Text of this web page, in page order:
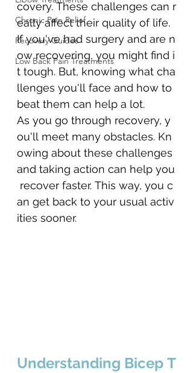
Chronic Pain Relief
Recovery Guides
Low Back Pain Treatments
covery. These challenges can r
eally affect their quality of life.
If you've had surgery and are n
ow recovering, you might find i
t tough. But, knowing what cha
llenges you'll face and how to
beat them can help a lot.
As you go through recovery, y
ou'll meet many obstacles. Kn
owing about these challenges
and taking action can help you
recover faster. This way, you c
an get back to your usual activ
ities sooner.
U﻿nderstanding Bicep T